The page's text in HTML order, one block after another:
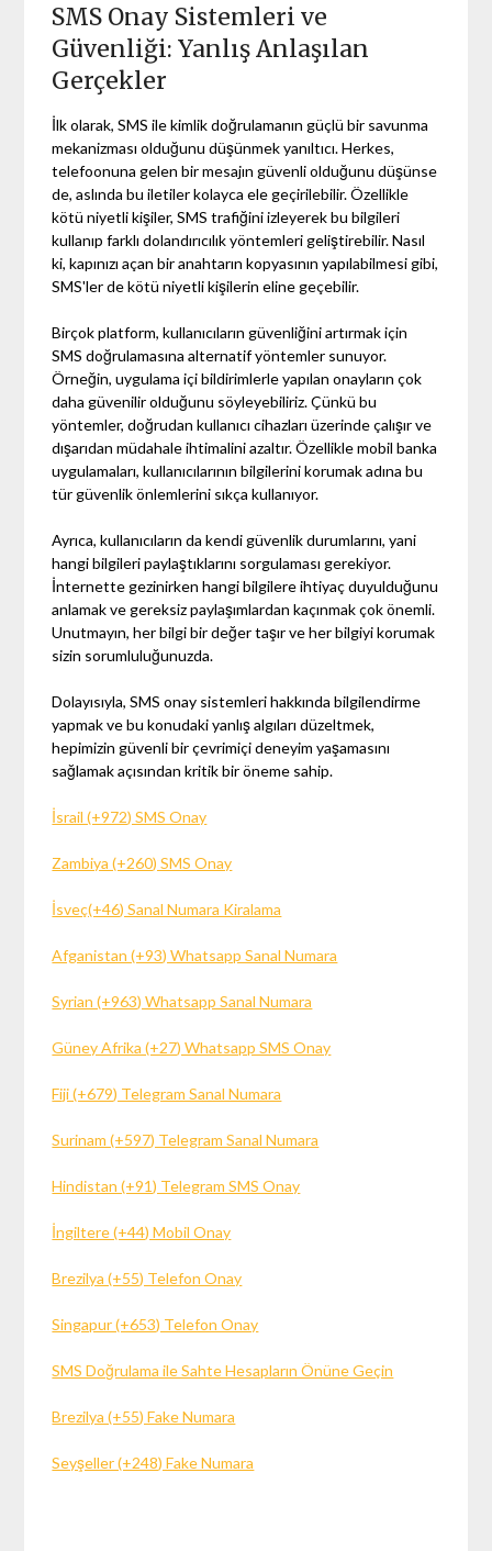
SMS Onay Sistemleri ve
Güvenliği: Yanlış Anlaşılan
Gerçekler
İlk olarak, SMS ile kimlik doğrulamanın güçlü bir savunma
mekanizması olduğunu düşünmek yanıltıcı. Herkes,
telefoonuna gelen bir mesajın güvenli olduğunu düşünse
de, aslında bu iletiler kolayca ele geçirilebilir. Özellikle
kötü niyetli kişiler, SMS trafiğini izleyerek bu bilgileri
kullanıp farklı dolandırıcılık yöntemleri geliştirebilir. Nasıl
ki, kapınızı açan bir anahtarın kopyasının yapılabilmesi gibi,
SMS'ler de kötü niyetli kişilerin eline geçebilir.
Birçok platform, kullanıcıların güvenliğini artırmak için
SMS doğrulamasına alternatif yöntemler sunuyor.
Örneğin, uygulama içi bildirimlerle yapılan onayların çok
daha güvenilir olduğunu söyleyebiliriz. Çünkü bu
yöntemler, doğrudan kullanıcı cihazları üzerinde çalışır ve
dışarıdan müdahale ihtimalini azaltır. Özellikle mobil banka
uygulamaları, kullanıcılarının bilgilerini korumak adına bu
tür güvenlik önlemlerini sıkça kullanıyor.
Ayrıca, kullanıcıların da kendi güvenlik durumlarını, yani
hangi bilgileri paylaştıklarını sorgulaması gerekiyor.
İnternette gezinirken hangi bilgilere ihtiyaç duyulduğunu
anlamak ve gereksiz paylaşımlardan kaçınmak çok önemli.
Unutmayın, her bilgi bir değer taşır ve her bilgiyi korumak
sizin sorumluluğunuzda.
Dolayısıyla, SMS onay sistemleri hakkında bilgilendirme
yapmak ve bu konudaki yanlış algıları düzeltmek,
hepimizin güvenli bir çevrimiçi deneyim yaşamasını
sağlamak açısından kritik bir öneme sahip.
İsrail (+972) SMS Onay
Zambiya (+260) SMS Onay
İsveç(+46) Sanal Numara Kiralama
Afganistan (+93) Whatsapp Sanal Numara
Syrian (+963) Whatsapp Sanal Numara
Güney Afrika (+27) Whatsapp SMS Onay
Fiji (+679) Telegram Sanal Numara
Surinam (+597) Telegram Sanal Numara
Hindistan (+91) Telegram SMS Onay
İngiltere (+44) Mobil Onay
Brezilya (+55) Telefon Onay
Singapur (+653) Telefon Onay
SMS Doğrulama ile Sahte Hesapların Önüne Geçin
Brezilya (+55) Fake Numara
Seyşeller (+248) Fake Numara